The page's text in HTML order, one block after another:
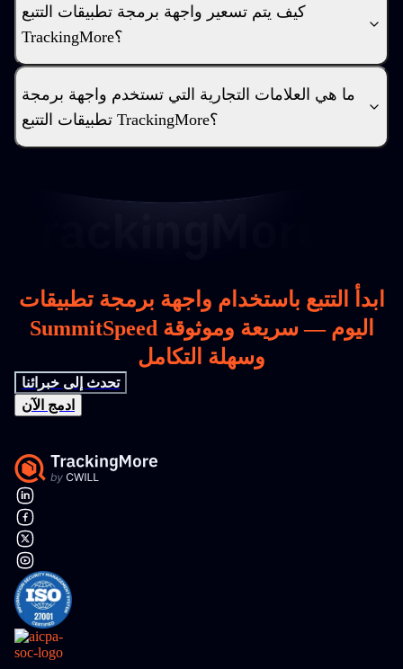
كيف يتم تسعير واجهة برمجة تطبيقات التتبع
TrackingMore؟
ما هي العلامات التجارية التي تستخدم واجهة برمجة
تطبيقات التتبع TrackingMore؟
ابدأ التتبع باستخدام واجهة برمجة تطبيقات
SummitSpeed اليوم — سريعة وموثوقة
وسهلة التكامل
تحدث إلى خبرائنا
ادمج الآن